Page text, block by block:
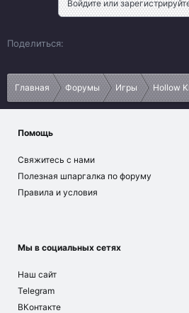
Войдите или
Поделиться:
Главная Форумы Игры Hollow
Помощь
Свяжитесь с нами
Полезная шпаргалка по форуму
Правила и условия
Мы в социальных сетях
Наш сайт
Telegram
ВКонтакте